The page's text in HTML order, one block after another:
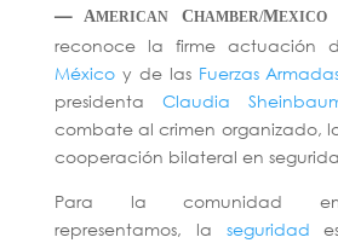
—
AMERICAN CHAMBER/MEXICO
reconoce la firme actuación
Méxicoy de las Fuerzas
presidenta Claudia
combate al crimen organizado,
cooperación bilateral en
Para la comunidad
representamos, la seguridad